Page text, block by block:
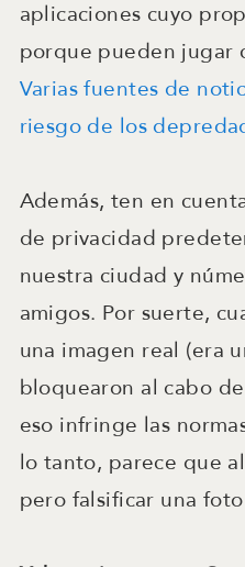
aplicaciones cuyo
porque pueden jugar
Varias fuentes de
riesgo de los
Además, ten en
de privacidad
nuestra ciudad y
amigos. Por suerte,
una imagen real (era
bloquearon al cabo
eso infringe las
lo tanto, parece que
pero falsificar una